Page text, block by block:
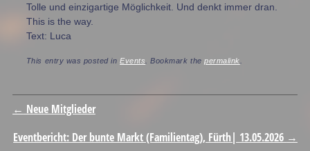
Tolle und einzigartige Möglichkeit. Und denkt immer dran.
This is the way.
Text: Luca
This entry was posted inEvents . Bookmark thepermalink
Post navigation
← Neue Mitglieder
Eventbericht: Der bunte Markt (Familientag), Fürth| 13.05.2026 →